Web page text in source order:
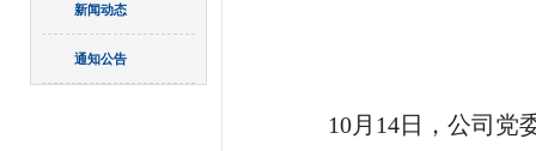
新闻动态
通知公告
10月14日，​公司党